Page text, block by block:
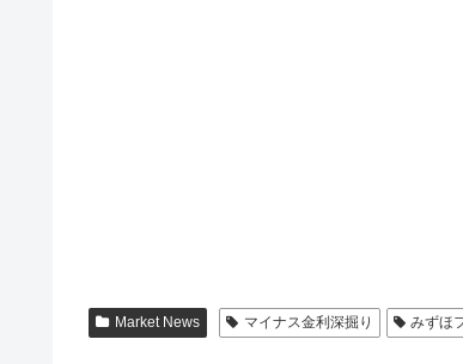
Market News マイナス金利深掘り みずほ